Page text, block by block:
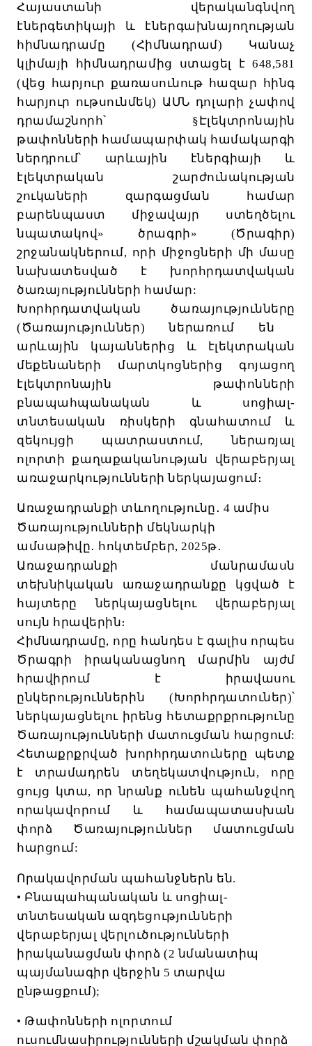
Հայաստանի
վերականգնվող
էներգետիկայի
և
էներգախնայողության
հիմնադրամը (Հիմնադրամ) Կանաչ
կլիմայի
հիմնադրամից ստացել է 648,581
(վեց հարյուր քառասունութ հազար
հինգ
հարյուր ութսունմեկ) ԱՄՆ դոլարի չափով
դրամաշնորհ՝ §Էլեկտրոնային
թափոնների համապարփակ համակարգի
ներդրում՝
արևային էներգիայի
և
էլեկտրական
շարժունակության
շուկաների
զարգացման
համար
բարենպաստ
միջավայր
ստեղծելու
նպատակով » ծրագրի» (Ծրագիր)
շրջանակներում, որի միջոցների մի մասը
նախատեսված
է
խորհրդատվական
ծառայությունների համար:
Խորհրդատվական
ծառայությունները
( Ծառայություններ)ներառում
են
արևային
կայաններից և
էլեկտրական
մեքենաների
մարտկոցներից
գոյացող
էլեկտրոնային
թափոնների
բնապահպանական
և սոցիալ-
տնտեսական
ռիսկերի գնահատում
և
զեկույցի
պատրաստում,ներառյալ
ոլորտի
քաղաքականության
վերաբերյալ
առաջարկությունների ներկայացում։
Առաջադրանքի տևողությունը ․ 4 ամիս
Ծառայությունների մեկնարկի
ամսաթիվը․ հոկտեմբեր, 2025թ․
Առաջադրանքի
մանրամասն
տեխնիկական
առաջադրանքը կցված
է
հայտերը
ներկայացնելու
վերաբերյալ
սույն հրավերին։
Հիմնադրամը, որը հանդես է գալիս որպես
Ծրագրի
իրականացնող մարմին
այժմ
հրավիրում
է
իրավասու
ընկերություններին (Խորհրդատուներ)՝
ներկայացնելու իրենց հետաքրքրությունը
Ծառայությունների մատուցման հարցում:
Հետաքրքրված
խորհրդատուները
պետք
է
տրամադրեն տեղեկատվություն, որը
ցույց կտա, որ նրանք ունեն պահանջվող
որակավորում
և
համապատասխան
փորձ
Ծառայություններ
մատուցման
հարցում:
Որակավորման պահանջներն են.
• Բնապահպանական և սոցիալ-
տնտեսական ազդեցությունների
վերաբերյալ վերլուծությունների
իրականացման փորձ (2նմանատիպ
պայմանագիր վերջին 5 տարվա
ընթացքում);
• Թափոնների ոլորտում
ուսումնասիրությունների մշակման փորձ